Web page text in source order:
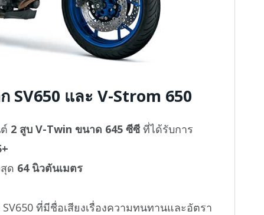
SV650 และ V-Strom 650
2 สูบ V-Twin ขนาด 645 ซีซีที่ได้รับการ
ด 64 นิวตันเมตร
ที่มีชื่อเสียงเรื่องความทนทานและอัตรา